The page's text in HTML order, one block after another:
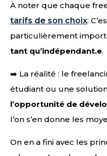
À noter que chaque
tarifs de son choix.
particulièrement
tant qu’indépendant.e.
➡️ La réalité : le
étudiant ou une
l’opportunité de
l’on s’en donne les
On en a fini avec les